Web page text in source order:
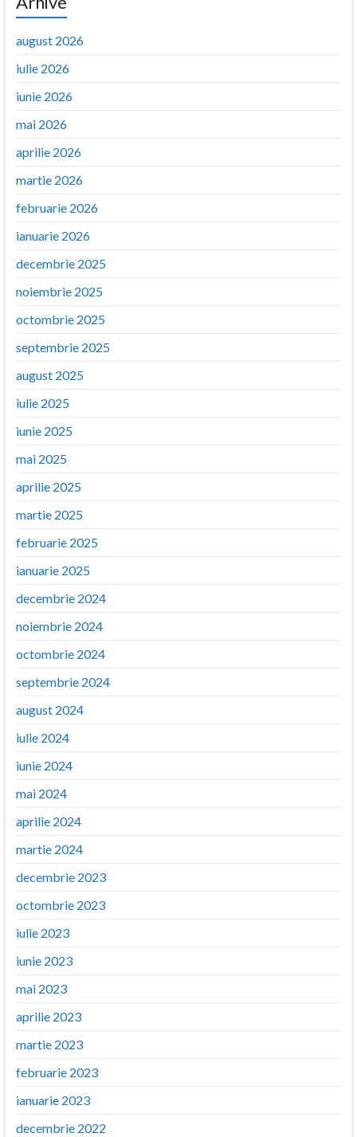
august 2026
iulie 2026
iunie 2026
mai 2026
aprilie 2026
martie 2026
februarie 2026
ianuarie 2026
decembrie 2025
noiembrie 2025
octombrie 2025
septembrie 2025
august 2025
iulie 2025
iunie 2025
mai 2025
aprilie 2025
martie 2025
februarie 2025
ianuarie 2025
decembrie 2024
noiembrie 2024
octombrie 2024
septembrie 2024
august 2024
iulie 2024
iunie 2024
mai 2024
aprilie 2024
martie 2024
decembrie 2023
octombrie 2023
iulie 2023
iunie 2023
mai 2023
aprilie 2023
martie 2023
februarie 2023
ianuarie 2023
decembrie 2022